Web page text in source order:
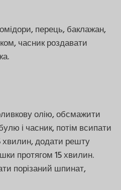
перець, баклажан,
часник роздавати
олію, обсмажити
і часник, потім всипати
додати решту
протягом 15 хвилин.
порізаний шпинат,